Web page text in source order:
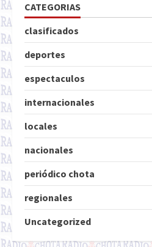
CATEGORIAS
clasificados
deportes
espectaculos
internacionales
locales
nacionales
periódico chota
regionales
Uncategorized